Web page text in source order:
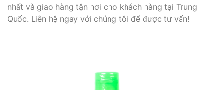
nhất và giao hàng tận nơi cho khách hàng tại Trung
Quốc. Liên hệ ngay với chúng tôi để được tư vấn!